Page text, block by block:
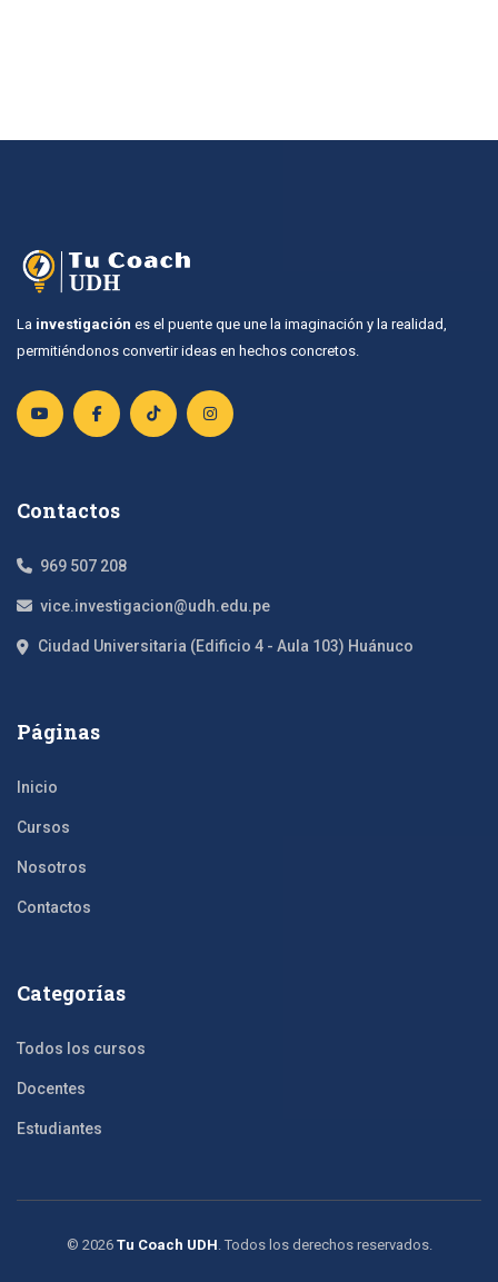
La investigación es el puente que une la imaginación y la realidad,
permitiéndonos convertir ideas en hechos concretos.
Contactos
969 507 208
vice.investigacion@udh.edu.pe
Ciudad Universitaria (Edificio 4 - Aula 103) Huánuco
Páginas
Inicio
Cursos
Nosotros
Contactos
Categorías
Todos los cursos
Docentes
Estudiantes
© 2026 Tu Coach UDH. Todos los derechos reservados.